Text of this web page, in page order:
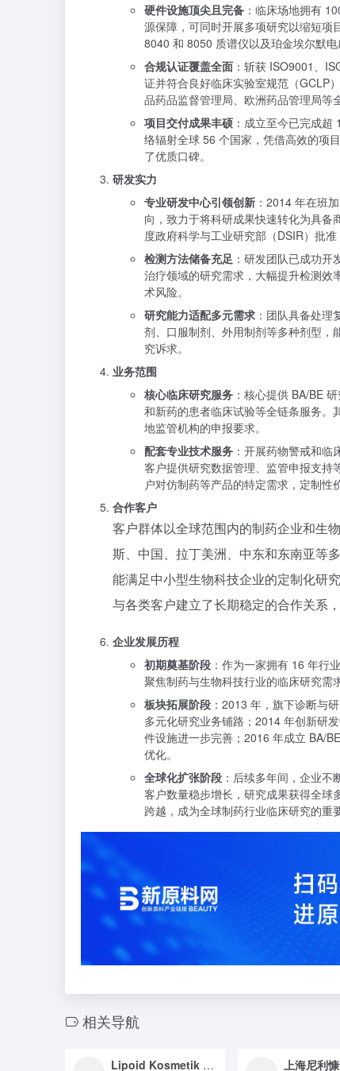
硬件设施顶尖且完备 ：临床场地拥有
源保障，可同时开展多项研究以缩短
8040 和 8050 质谱仪以及珀金埃尔默
合规认证覆盖全面 ：斩获 ISO9001、
证并符合良好临床实验室规范（GCLP
品药品监督管理局、欧洲药品管理局等
项目交付成果丰硕 ：成立至今已完成
络辐射全球 56 个国家，凭借高效的项
了优质口碑。
研发实力
专业研发中心引领创新 ：2014 年在班
向，致力于将科研成果快速转化为具
度政府科学与工业研究部（DSIR）批准
检测方法储备充足 ：研发团队已成功
治疗领域的研究需求，大幅提升检测效
术风险。
研究能力适配多元需求 ：团队具备处
剂、口服制剂、外用制剂等多种剂型
究诉求。
业务范围
核心临床研究服务 ：核心提供 BA/BE
和新药的患者临床试验等全链条服务。
地监管机构的申报要求。
配套专业技术服务 ：开展药物警戒和
客户提供研究数据管理、监管申报支持
户对仿制药等产品的特定需求，定制性
合作客户
客户群体以全球范围内的制药企业和生
斯、中国、拉丁美洲、中东和东南亚等
能满足中小型生物科技企业的定制化研
与各类客户建立了长期稳定的合作关系
企业发展历程
初期奠基阶段 ：作为一家拥有 16 年行
聚焦制药与生物科技行业的临床研究需
板块拓展阶段 ：2013 年，旗下诊断与
多元化研究业务铺路；2014 年创新研
件设施进一步完善；2016 年成立 BA/
优化。
全球化扩张阶段 ：后续多年间，企业
客户数量稳步增长，研究成果获得全球
跨越，成为全球制药行业临床研究的重
相关导航
Lipoid Kosmetik AG